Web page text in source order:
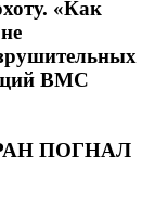
«Как
ВМС
ПОГНАЛ